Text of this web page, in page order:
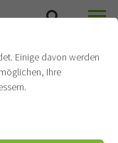
Einige davon werden
Ihre